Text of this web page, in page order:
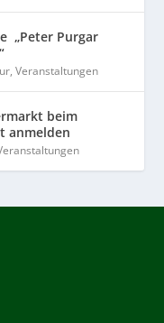
„Peter Purgar
,Veranstaltungen
beim
anmelden